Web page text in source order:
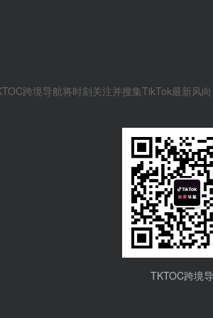
跨境导航将时刻关注并搜集TikTok最新风
TKTOC跨境